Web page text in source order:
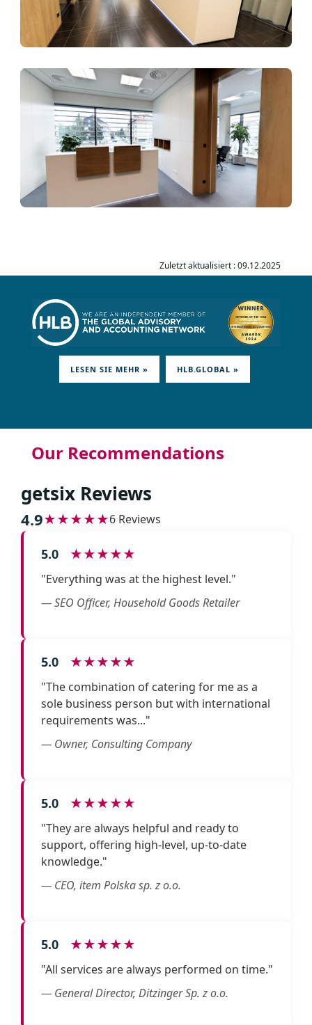
Zuletzt aktualisiert : 09.12.2025
LESEN SIE MEHR » HLB.GLOBAL »
Our Recommendations
getsix Reviews
4.9★★★★★6 Reviews
5.0 ★★★★★
"Everything was at the highest level."
— SEO Officer, Household Goods Retailer
5.0 ★★★★★
"The combination of catering for me as a
sole business person but with international
requirements was..."
— Owner, Consulting Company
5.0 ★★★★★
"They are always helpful and ready to
support, offering high-level, up-to-date
knowledge."
— CEO, item Polska sp. z o.o.
5.0 ★★★★★
"All services are always performed on time."
— General Director, Ditzinger Sp. z o.o.